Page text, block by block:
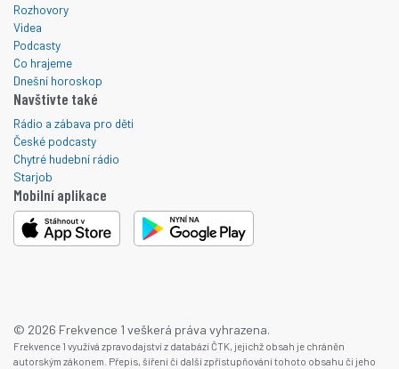
Rozhovory
Videa
Podcasty
Co hrajeme
Dnešní horoskop
Navštivte také
Rádio a zábava pro děti
České podcasty
Chytré hudební rádio
Starjob
Mobilní aplikace
© 2026 Frekvence 1 veškerá práva vyhrazena.
Frekvence 1 využívá zpravodajství z databází ČTK, jejichž obsah je chráněn
autorským zákonem. Přepis, šíření či další zpřístupňování tohoto obsahu či jeho